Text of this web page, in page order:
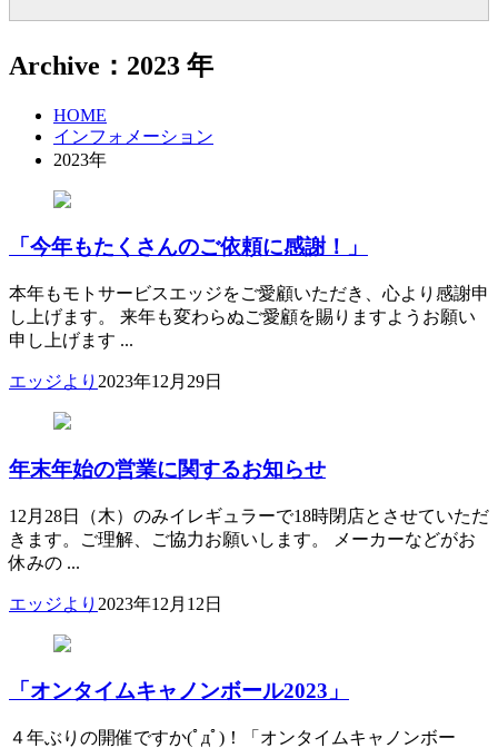
Archive：2023 年
HOME
インフォメーション
2023年
「今年もたくさんのご依頼に感謝！」
本年もモトサービスエッジをご愛顧いただき、心より感謝申
し上げます。 来年も変わらぬご愛顧を賜りますようお願い
申し上げます ...
エッジより 2023年12月29日
年末年始の営業に関するお知らせ
12月28日（木）のみイレギュラーで18時閉店とさせていただ
きます。ご理解、ご協力お願いします。 メーカーなどがお
休みの ...
エッジより 2023年12月12日
「オンタイムキャノンボール2023」
４年ぶりの開催ですか(ﾟдﾟ)！「オンタイムキャノンボー